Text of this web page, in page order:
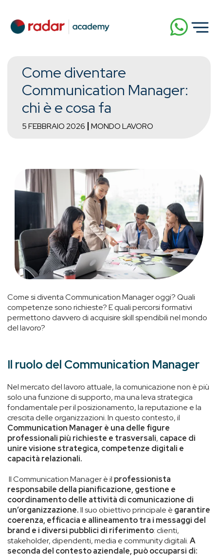
Come diventare
Communication Manager:
chi è e cosa fa
5 FEBBRAIO 2026 MONDO LAVORO
Come si diventa Communication Manager oggi? Quali
competenze sono richieste? E quali percorsi formativi
permettono davvero di acquisire skill spendibili nel mondo
del lavoro?
Il ruolo del Communication Manager
Nel mercato del lavoro attuale, la comunicazione non è più
solo una funzione di supporto, ma una leva strategica
fondamentale per il posizionamento, la reputazione e la
crescita delle organizzazioni. In questo contesto, il
Communication Manager è una delle figure
professionali più richieste e trasversali, capace di
unire visione strategica, competenze digitali e
capacità relazionali.
Il Communication Managerè il professionista
responsabile della pianificazione, gestione e
coordinamento delle attività di comunicazione di
un’organizzazione.Il suo obiettivo principale è garantire
coerenza, efficacia e allineamento tra i messaggi del
brand e i diversi pubblici di riferimento: clienti,
stakeholder, dipendenti, media e community digitali.A
seconda del contesto aziendale, può occuparsi di: